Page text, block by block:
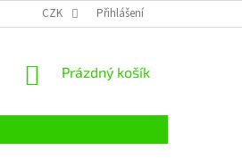
CENÍK DOPRAVY
CZK Přihlášení
NÁKUPNÍ
Prázdný košík